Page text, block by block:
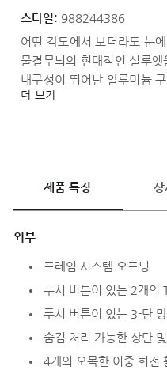
스타일: 988244386
어떤 각도에서 보더라도 눈
물결무늬의 현대적인 실루엣
내구성이 뛰어난 알루미늄
단체의 포장에 사용할 수 있
더 보기
제품 특징 상
외부
프레임 시스템 오프닝
푸시 버튼이 있는 2개의
푸시 버튼이 있는 3-단
숨김 처리 가능한 상단
4개의 오목한 이중 회전